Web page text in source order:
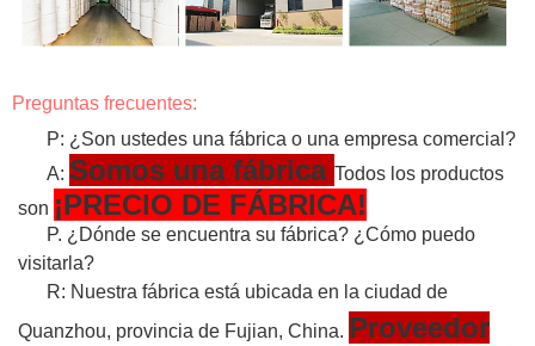
Preguntas frecuentes:
P: ¿Son ustedes una fábrica o una empresa comercial?
A: Somos una fábrica Todos los productos
son ¡PRECIO DE FÁBRICA!
P. ¿Dónde se encuentra su fábrica? ¿Cómo puedo
visitarla?
R: Nuestra fábrica está ubicada en la ciudad de
Quanzhou, provincia de Fujian, China. Proveedor